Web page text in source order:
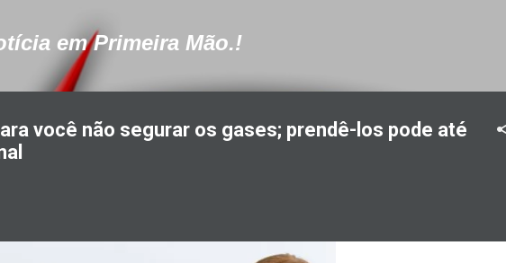
em Primeira Mão.!
você não segurar os gases; prendê-los pode até